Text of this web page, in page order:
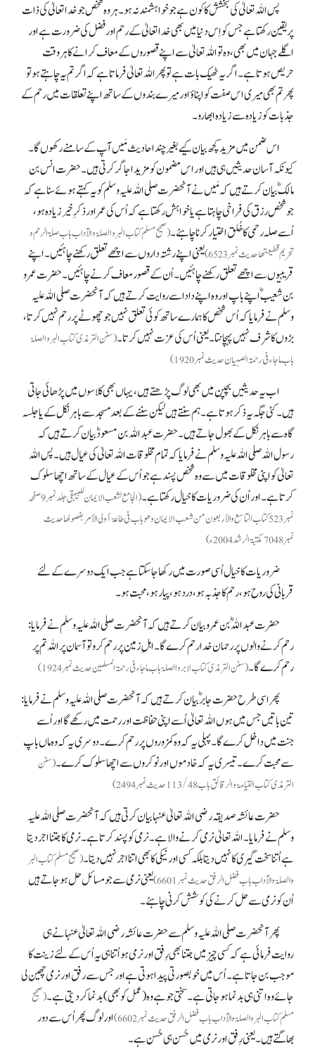
پس اللہ تعالیٰ کی بخشش کا کون ہے جو خواہشمندنہ ہو۔ ہر وہ شخص جو خدا تعالیٰ کی ذات
پر یقین رکھتا ہے جس کو اِس دنیا میں بھی خدا تعالیٰ کے رحم اور فضل کی ضرورت ہے اور
اگلے جہان میں بھی، وہ تو اللہ تعالیٰ سے اپنے قصوروں کے معاف کرانے کا ہر وقت
حریص ہوتا ہے۔ اگر یہ ٹھیک بات ہے تو پھر اللہ تعالیٰ فرماتا ہے کہ اگر تم یہ چاہتے ہو تو
پھر تم بھی میری اس صفت کو اپناؤ اور میرے بندوں کے ساتھ اپنے تعلقات میں رحم کے
جذبات کو زیادہ سے زیادہ ابھارو۔
اس ضمن میں مزید کچھ بیان کیے بغیر چند احادیث مَیں آپ کے سامنے رکھوں گا۔
کیونکہ آسان حدیثیں ہی ہیں اور اس مضمون کو مزید اجاگر کرتی ہیں۔ حضرت انس بن
مالکؓ بیان کرتے ہیں کہ مَیں نے آنحضرت صلی اللہ علیہ وسلم کو یہ کہتے ہوئے سنا ہے کہ
جو شخص رزق کی فراخی چاہتا ہے یا خواہش رکھتا ہے کہ اُس کی عمر اور ذکرِ خیر زیادہ ہو،
اُسے صلہ رحمی کا خُلق اختیار کرنا چاہئے۔(صحیح مسلم کتاب البر و الصلۃ و الآداب باب صلۃ الرحم و
تحریم قطیعتھا حدیث نمبر 6523)
یعنی اپنے رشتہ داروں سے اچھے تعلق رکھنے چاہئیں۔ اپنے
قریبیوں سے اچھے تعلق رکھنے چاہئیں۔ اُن کے قصور معاف کرنے چاہئیں۔ حضرت عمرو
بن شعیبؓ اپنے باپ اور وہ اپنے دادا سے روایت کرتے ہیں کہ آنحضرت صلی اللہ علیہ
وسلم نے فرمایا کہ اُس شخص کا ہمارے ساتھ کوئی تعلق نہیں جو چھوٹے پر رحم نہیں کرتا،
بڑوں کا شرف نہیں پہچانتا۔ یعنی اُس کی عزت نہیں کرتا۔(سنن الترمذی کتاب البر و الصلۃ
باب ما جاء فی رحمۃالصبیان حدیث نمبر 1920)
اب یہ حدیثیں بچپن میں بھی لوگ پڑھتے ہیں، یہاں بھی کلاسوں میں پڑھائی جاتی
ہیں۔ کئی جگہ یہ ذکر ہوتا ہے۔ ہم سنتے ہیں لیکن سننے کے بعد مسجد سے باہر نکل کے یا جلسہ
گاہ سے باہر نکل کے بھول جاتے ہیں۔ حضرت عبداللہ بن مسعودؓ بیان کرتے ہیں کہ
رسول اللہ صلی اللہ علیہ وسلم نے فرمایا کہ تمام مخلوقات اللہ تعالیٰ کی عیال ہیں۔ پس اللہ
تعالیٰ کو اپنی مخلوقات میں سے وہ شخص پسند ہے جو اُس کے عیال کے ساتھ اچھا سلوک
کرتا ہے۔ اور اُن کی ضروریات کا خیال رکھتا ہے۔
(الجامع لشعب الایمان للبیہقی جلدنمبر 9 صفحہ
نمبر 523 کتاب التاسع والأربعون من شعب الایمان و ھو باب فی طاعۃ أولی الأمر بفصولھا حدیث
نمبر 7048 مکتبۃ الرشد 2004ء)
ضروریات کا خیال اُسی صورت میں رکھا جا سکتا ہے جب ایک دوسرے کے لئے
قربانی کی روح ہو، رحم کا جذبہ ہو، درد ہو، پیار ہو، محبت ہو۔
حضرت عبداللہؓ بن عمرو بیان کرتے ہیں کہ آنحضرت صلی اللہ علیہ وسلم نے فرمایا:
رحم کرنے والوں پر رحمان خدا رحم کرے گا۔ اہلِ زمین پر رحم کرو تو آسمان پر اللہ تم پر
رحم کرے گا۔(سنن الترمذی کتاب لابر و الصلۃ باب ما جاء فی رحمۃ المسلمین حدیث نمبر 1924)
پھر اسی طرح حضرت جابرؓ بیان کرتے ہیں کہ آنحضرت صلی اللہ علیہ وسلم نے فرمایا:
تین باتیں جس میں ہوں اللہ تعالیٰ اُسے اپنی حفاظت اور رحمت میں رکھے گا اور اُسے
جنت میں داخل کرے گا۔ پہلی یہ کہ وہ کمزوروں پر رحم کرے۔ دوسری یہ کہ وہ ماں باپ
سے محبت کرے۔ تیسری یہ کہ خادموں اور نوکروں سے اچھا سلوک کرے۔(سنن
الترمذی کتاب القیامۃ و الرقائق باب 113/48حدیث نمبر2494)
حضرت عائشہ صدیقہ رضی اللہ تعالیٰ عنہا بیان کرتی ہیں کہ آنحضرت صلی اللہ علیہ
وسلم نے فرمایا۔ اللہ تعالیٰ نرمی کرنے والا ہے۔ نرمی کو پسند کرتا ہے۔ نرمی کا جتنا اجر دیتا
ہے اُتنا سخت گیری کا نہیں دیتا بلکہ کسی اور نیکی کا بھی اتنا اجر نہیں دیتا۔(صحیح مسلم کتاب البر
والصلۃ والآداب باب فضل الرفق حدیث نمبر6601)
یعنی نرمی سے جو مسائل حل ہو جاتے ہیں
اُن کو نرمی سے حل کرنے کی کوشش کرنی چاہئے۔
پھر آنحضرت صلی اللہ علیہ وسلم سے حضرت عائشہ رضی اللہ تعالیٰ عنہا نے ہی
روایت فرمائی ہے کہ کسی چیز میں جتنا بھی رِفق اور نرمی ہو اُتنا ہی یہ اُس کے لئے زینت کا
موجب بن جاتا ہے۔ اُس میں خوبصورتی پیدا ہوتی ہے اور جس سے رفق اور نرمی چھین لی
جائے وہ اتنی ہی بدنما ہو جاتی ہے۔ سختی جو ہے وہ(عمل کو بھی) بدنما کر دیتی ہے۔(صحیح
مسلم کتاب البر والصلۃ والآداب باب فضل الرفق حدیث نمبر6602)
اور لوگ پھر اُس سے دور
بھاگتے ہیں۔ یعنی رِفق اور نرمی میں حُسن ہی حُسن ہے۔